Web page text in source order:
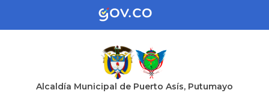
Alcaldía Municipal de Puerto Asís, Putumayo